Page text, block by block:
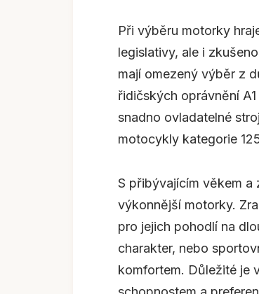
Při výběru motorky
legislativy, ale i
mají omezený výběr z
řidičských oprávnění
snadno ovladatelné
motocykly kategorie
S přibývajícím věkem a
výkonnější motorky.
pro jejich pohodlí na
charakter, nebo
komfortem. Důležité je